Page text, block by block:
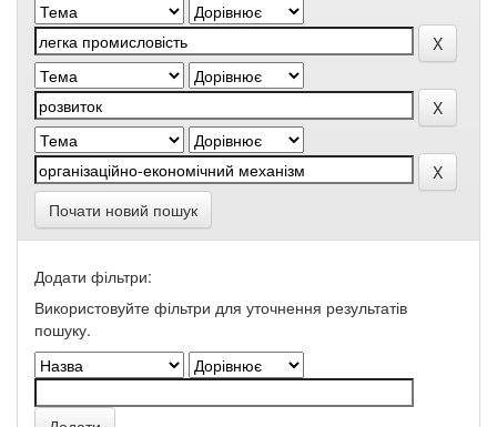
Почати новий пошук
Додати фільтри:
Використовуйте фільтри для уточнення результатів
пошуку.